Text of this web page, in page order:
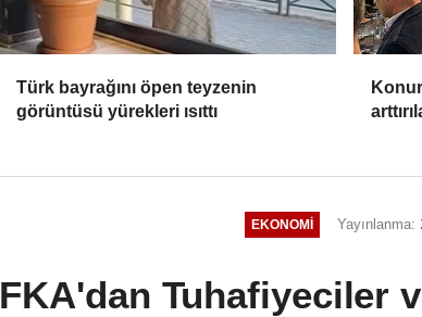
Türk bayrağını öpen teyzenin
görüntüsü yürekleri ısıttı
EKONOMI Yayınlanma:
FKA'dan Tuhafiyeciler